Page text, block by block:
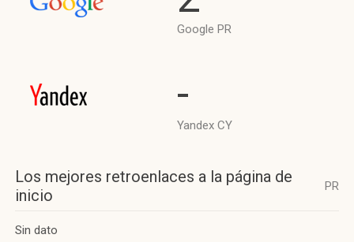
Google PR
-
Yandex CY
Los mejores retroenlaces a la página de
inicio
PR
Sin dato